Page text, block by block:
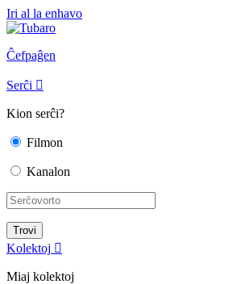
Iri al la enhavo
Ĉefpaĝen
Serĉi 
Kion serĉi?
Filmon
Kanalon
Kolektoj 
Miaj kolektoj